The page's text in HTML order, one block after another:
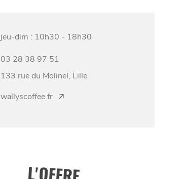
jeu-dim : 10h30 - 18h30
03 28 38 97 51
133 rue du Molinel, Lille
wallyscoffee.fr